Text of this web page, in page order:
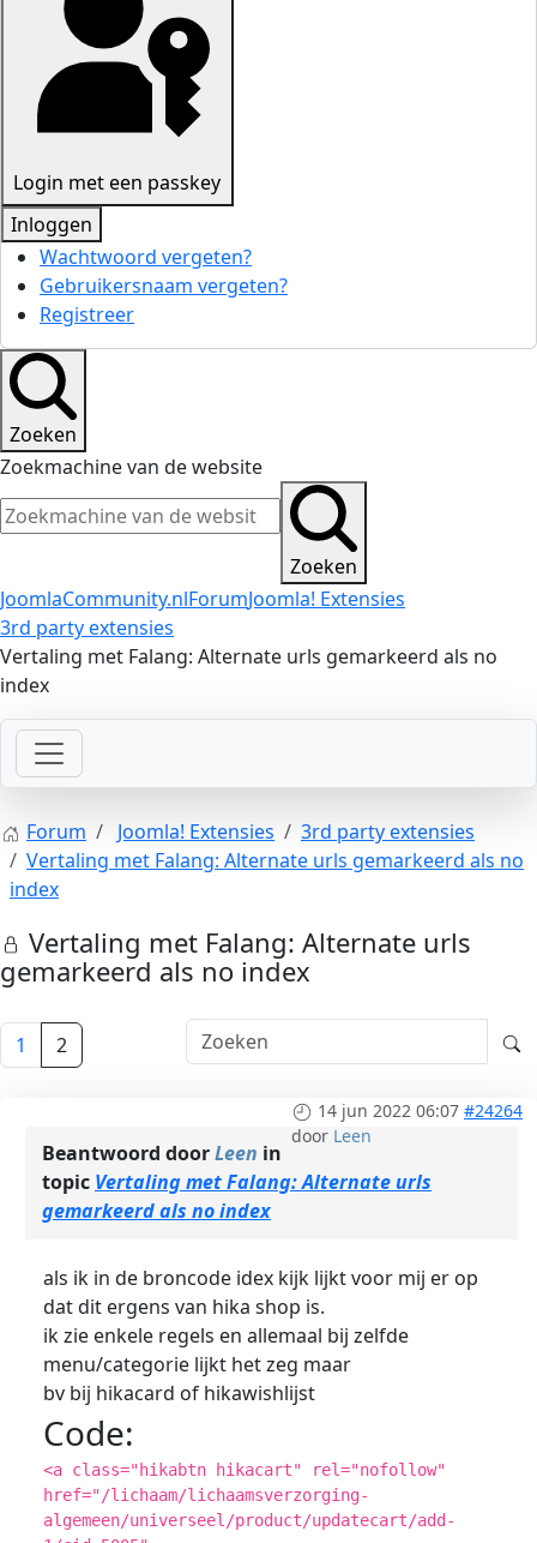
Login met een passkey
Inloggen
Wachtwoord vergeten?
Gebruikersnaam vergeten?
Registreer
Zoeken
Zoekmachine van de website
Zoeken
JoomlaCommunity.nlForumJoomla! Extensies
3rd party extensies
Vertaling met Falang: Alternate urls gemarkeerd als no
index
Forum Joomla! Extensies
3rd party extensies
Vertaling met Falang: Alternate urls gemarkeerd als no
index
Vertaling met Falang: Alternate urls
gemarkeerd als no index
1 2
14 jun 2022 06:07 #24264
door Leen
Beantwoord doorLeen in
topic Vertaling met Falang: Alternate urls
gemarkeerd als no index
als ik in de broncode idex kijk lijkt voor mij er op
dat dit ergens van hika shop is.
ik zie enkele regels en allemaal bij zelfde
menu/categorie lijkt het zeg maar
bv bij hikacard of hikawishlijst
Code:
<a class="hikabtn hikacart" rel="nofollow"
href="/lichaam/lichaamsverzorging-
algemeen/universeel/product/updatecart/add-